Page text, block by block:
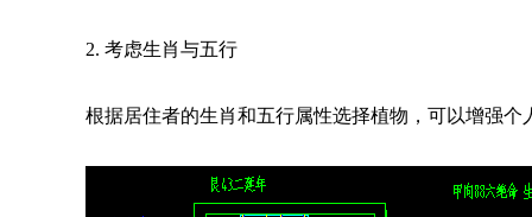
2. 考虑生肖与五行
根据居住者的生肖和五行属性选择植物，可以增强个